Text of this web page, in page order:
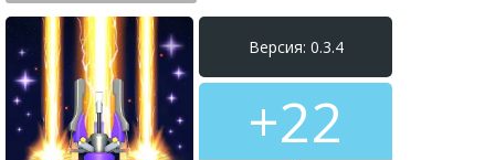
Версия: 0.3.4
+22